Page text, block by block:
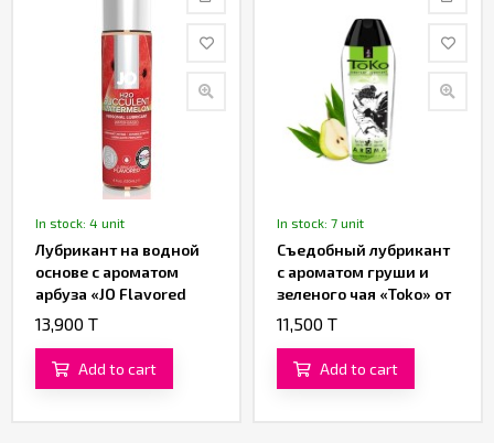
In stock: 4 unit
Лубрикант на водной
основе с ароматом
арбуза «JO Flavored
Watermelon» от
«System JO» 120 ML
13,900 T
Add to cart
In stock: 7 unit
Съедобный лубрикант
с ароматом груши и
зеленого чая «Toko» от
«SHUNGA» (165 ML)
11,500 T
Add to cart